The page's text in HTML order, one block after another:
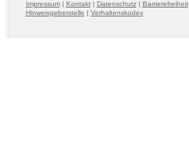
Impressum| Kontakt| Datenschutz|
Barrierefreiheit
Hinweisgeberstelle
Verhaltenskodex